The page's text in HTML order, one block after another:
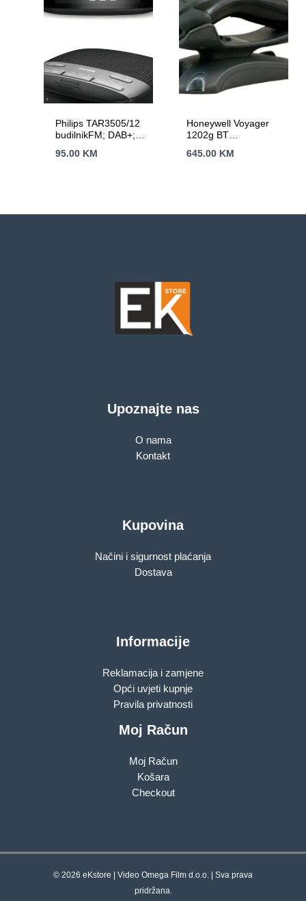
Philips TAR3505/12
budilnikFM; DAB+;
alarm;Izlazna snaga
95.00 KM
Honeywell Voyager
1202g BT
domet,Crni
645.00 KM
Upoznajte nas
O nama
Kontakt
Kupovina
Načini i sigurnost plaćanja
Dostava
Informacije
Reklamacija i zamjene
Opći uvjeti kupnje
Pravila privatnosti
Moj Račun
Moj Račun
Košara
Checkout
© 2026 eKstore | Video Omega Film d.o.o. | Sva prava
pridržana.